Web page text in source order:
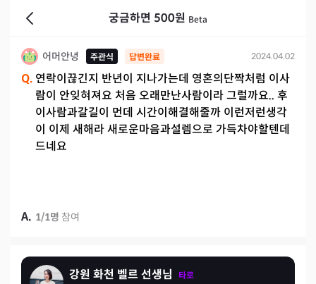
궁금하면 500원 Beta
어머안녕 주관식 답변완료 2024.04.02
Q. 연락이끊긴지 반년이 지나가는데 영혼의단짝처럼 이사
람이 안잊혀져요 처음 오래만난사람이라 그럴까요.. 후
이사람과갈길이 먼데 시간이해결해줄까 이런저런생각
이 이제 새해라 새로운마음과설렘으로 가득차야할텐데
드네요
A. 1/1명 참여
강원 화천 벨르 선생님
타로